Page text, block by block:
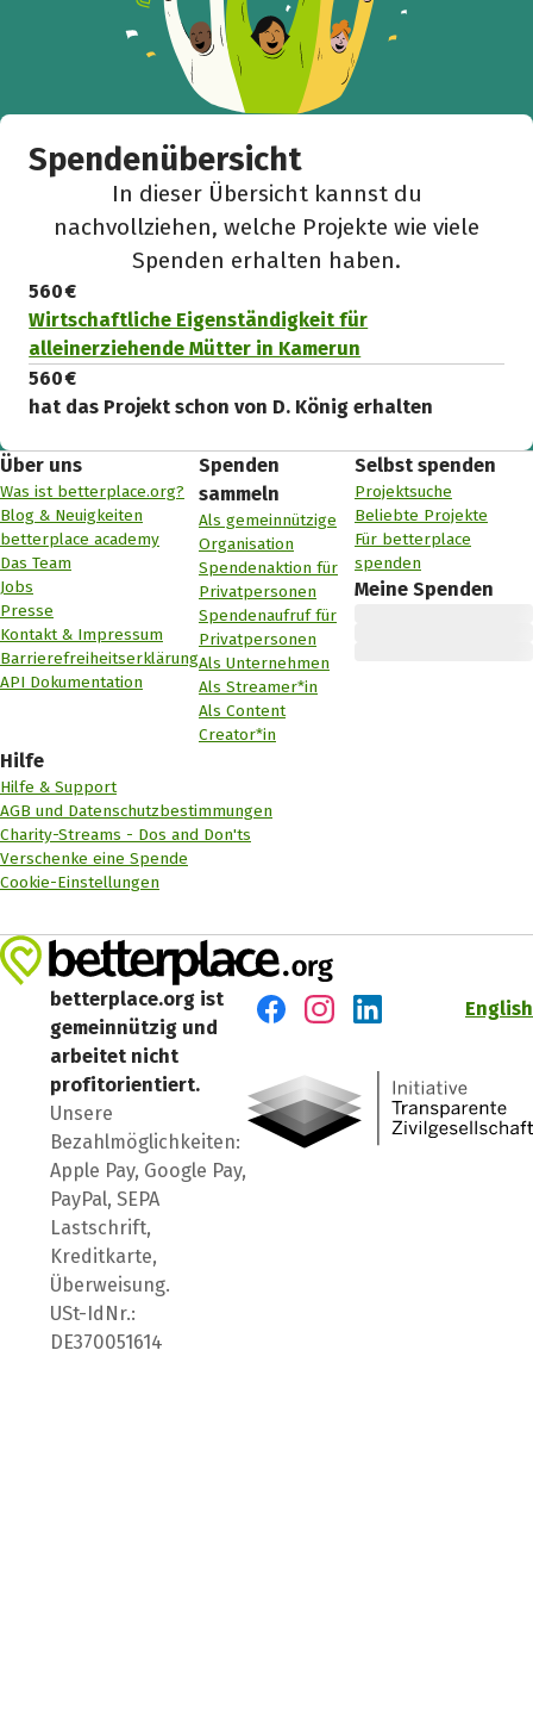
Spendenübersicht
In dieser Übersicht kannst du
nachvollziehen, welche Projekte wie viele
Spenden erhalten haben.
560 €
Wirtschaftliche Eigenständigkeit für
alleinerziehende Mütter in Kamerun
560 €
hat das Projekt schon von D. König erhalten
Über uns
Was ist betterplace.org?
Blog & Neuigkeiten
betterplace academy
Das Team
Jobs
Presse
Kontakt & Impressum
Barrierefreiheitserklärung
API Dokumentation
Spenden
sammeln
Als gemeinnützige
Organisation
Spendenaktion für
Privatpersonen
Spendenaufruf für
Privatpersonen
Als Unternehmen
Als Streamer*in
Als Content
Creator*in
Selbst spenden
Projektsuche
Beliebte Projekte
Für betterplace
spenden
Meine Spenden
Hilfe
Hilfe & Support
AGB und Datenschutzbestimmungen
Charity-Streams - Dos and Don'ts
Verschenke eine Spende
Cookie-Einstellungen
betterplace.org ist
gemeinnützig und
arbeitet nicht
profitorientiert.
Unsere
Bezahlmöglichkeiten:
Apple Pay, Google Pay,
PayPal, SEPA
Lastschrift,
Kreditkarte,
Überweisung.
USt-IdNr.:
DE370051614
English